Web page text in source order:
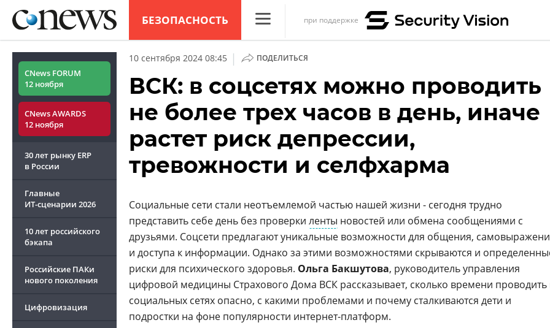
БЕЗОПАСНОСТЬ
Конференции
Маркет
Техника
ТВ
при поддержке
CNews FORUM
12 ноября
CNews AWARDS
12 ноября
30 лет рынку ERP
в России
Главные
ИТ-сценарии 2026
10 лет российского
бэкапа
Российские ПАКи
нового поколения
Цифровизация
10 сентября 2024 08:45 | ПОДЕЛИТЬСЯ
ВСК: в соцсетях можно проводить
не более трех часов в день, иначе
растет риск депрессии,
тревожности и селфхарма
Социальные сети стали неотъемлемой частью нашей жизни - сегодня трудно
представить себе день без проверки ленты новостей или обмена сообщениями с
друзьями. Соцсети предлагают уникальные возможности для общения,
и доступа к информации. Однако за этими возможностями скрываются и
риски для психического здоровья. Ольга Бакшутова, руководитель управления
цифровой медицины Страхового Дома ВСК рассказывает, сколько времени проводить
социальных сетях опасно, с какими проблемами и почему сталкиваются дети и
подростки на фоне популярности интернет-платформ.